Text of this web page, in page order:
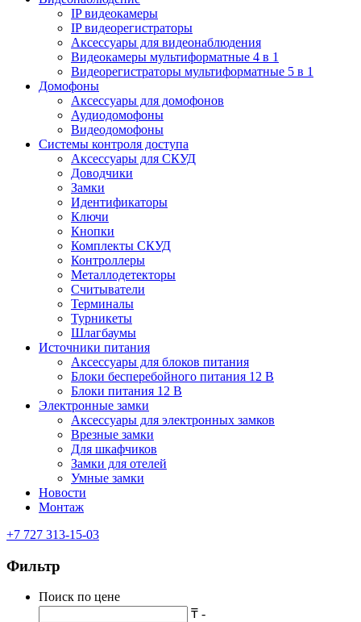
IP видеокамеры
IP видеорегистраторы
Аксессуары для видеонаблюдения
Видеокамеры мультиформатные 4 в 1
Видеорегистраторы мультиформатные 5 в 1
Домофоны
Аксессуары для домофонов
Аудиодомофоны
Видеодомофоны
Системы контроля доступа
Аксессуары для СКУД
Доводчики
Замки
Идентификаторы
Ключи
Кнопки
Комплекты СКУД
Контроллеры
Металлодетекторы
Считыватели
Терминалы
Турникеты
Шлагбаумы
Источники питания
Аксессуары для блоков питания
Блоки бесперебойного питания 12 В
Блоки питания 12 В
Электронные замки
Аксессуары для электронных замков
Врезные замки
Для шкафчиков
Замки для отелей
Умные замки
Новости
Монтаж
+7 727 313-15-03
Фильтр
Поиск по цене
₸ -